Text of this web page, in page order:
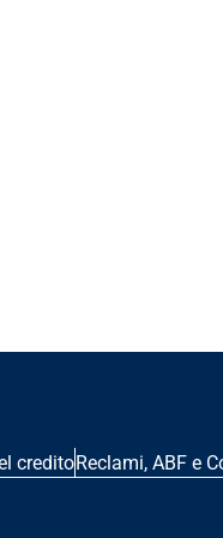
creditoReclami, ABF e